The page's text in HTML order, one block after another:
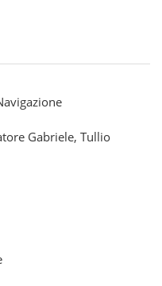
Gabriele, Tullio